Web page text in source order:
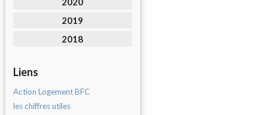
2019
2018
Liens
Action Logement BFC
les chiffres utiles